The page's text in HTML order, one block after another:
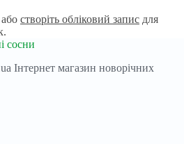
або створіть обліковий запис для
Інтернет магазин новорічних